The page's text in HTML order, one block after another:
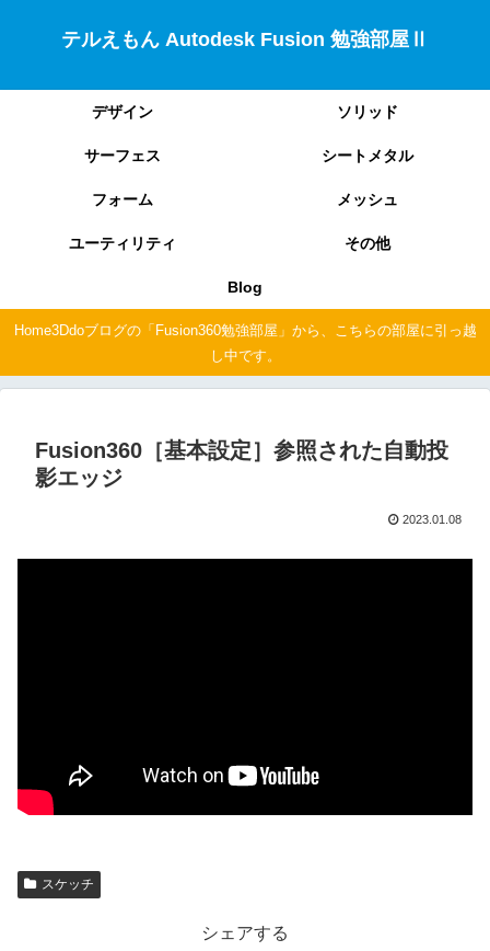
テルえもん Autodesk Fusion 勉強部屋Ⅱ
デザイン ソリッド
サーフェス シートメタル
フォーム メッシュ
ユーティリティ その他
Blog
Home3Ddoブログの「Fusion360勉強部屋」から、こちらの部屋に引っ越
し中です。
Fusion360［基本設定］参照された自動投
影エッジ
2023.01.08
スケッチ
シェアする